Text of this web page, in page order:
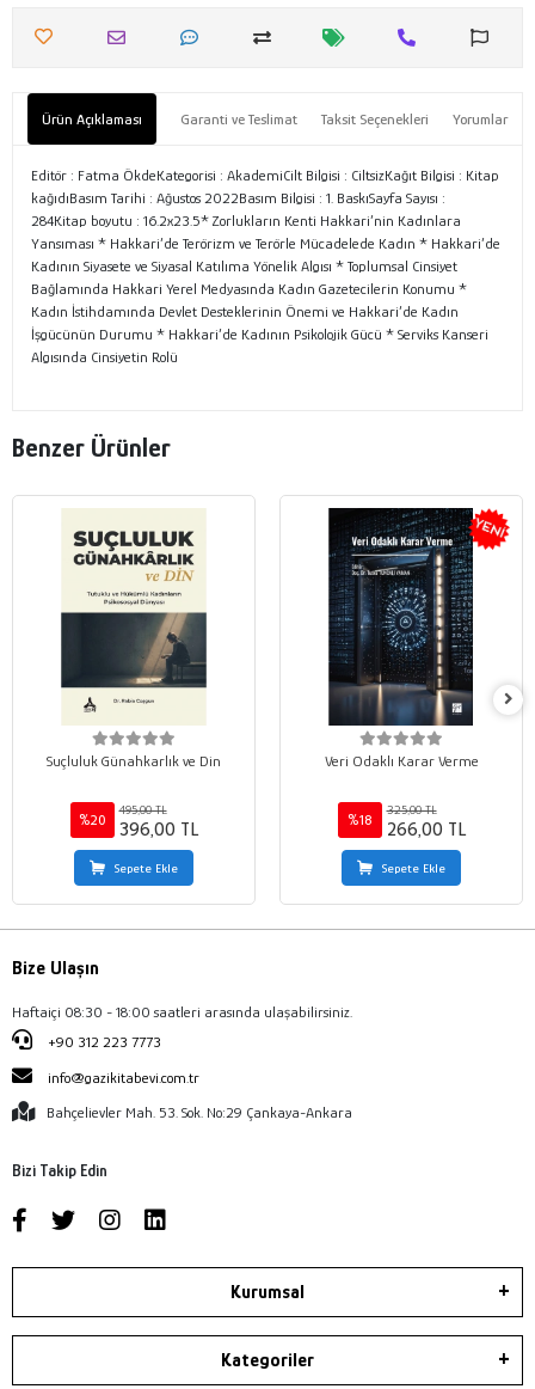
Ürün Açıklaması Garanti ve Teslimat Taksit Seçenekleri Yorumlar
Editör : Fatma ÖkdeKategorisi : AkademiCilt Bilgisi : CiltsizKağıt Bilgisi : Kitap
kağıdıBasım Tarihi : Ağustos 2022Basım Bilgisi : 1. BaskıSayfa Sayısı :
284Kitap boyutu : 16.2x23.5* Zorlukların Kenti Hakkari’nin Kadınlara
Yansıması * Hakkari’de Terörizm ve Terörle Mücadelede Kadın * Hakkari’de
Kadının Siyasete ve Siyasal Katılıma Yönelik Algısı * Toplumsal Cinsiyet
Bağlamında Hakkari Yerel Medyasında Kadın Gazetecilerin Konumu *
Kadın İstihdamında Devlet Desteklerinin Önemi ve Hakkari’de Kadın
İşgücünün Durumu * Hakkari’de Kadının Psikolojik Gücü * Serviks Kanseri
Algısında Cinsiyetin Rolü
Benzer Ürünler
Suçluluk Günahkarlık ve Din
%20
495,00 TL
396,00 TL
Sepete Ekle
Veri Odaklı Karar Verme
%18
325,00 TL
266,00 TL
Sepete Ekle
Bize Ulaşın
Haftaiçi 08:30 - 18:00 saatleri arasında ulaşabilirsiniz.
+90 312 223 7773
info@gazikitabevi.com.tr
Bahçelievler Mah. 53. Sok. No:29 Çankaya-Ankara
Bizi Takip Edin
Kurumsal
Kategoriler